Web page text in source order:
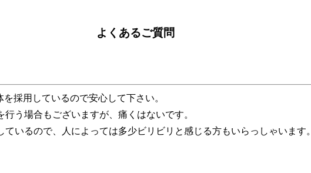
よくあるご質問
採用しているので安心して下さい。
場合もございますが、痛くはないです。
るので、人によっては多少ビリビリと感じる方もいらっしゃいます。